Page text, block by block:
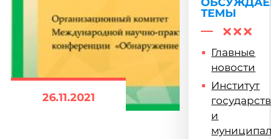
26.11.2021
ТЕМЫ
Главные
новости
Институт
и